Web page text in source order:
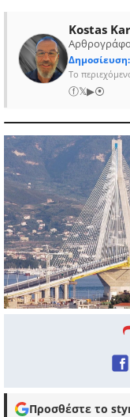
Kostas
Το
ⓕ𝕏▶⦿
Προσθέστε το